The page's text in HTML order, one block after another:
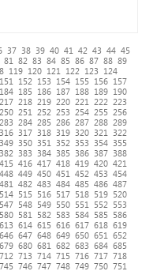
37 38 39 40 41 42 43 44 45
81 82 83 84 85 86 87 88 89
119 120 121 122 123
124
151 152 153 154 155 156 157
184 185 186 187 188 189 190
217 218 219 220 221 222
223
250 251 252 253 254 255
256
283 284 285 286 287 288 289
316 317 318 319 320 321
322
349 350 351 352 353 354 355
382 383 384 385 386 387 388
415 416 417 418 419 420 421
448 449 450 451 452 453 454
481 482 483 484 485 486 487
514 515 516 517 518 519 520
547 548 549 550 551 552
553
580 581 582 583 584 585
586
613 614 615 616 617 618 619
646 647 648 649 650 651
652
679 680 681 682 683 684 685
712 713 714 715 716 717 718
745 746 747 748 749 750 751